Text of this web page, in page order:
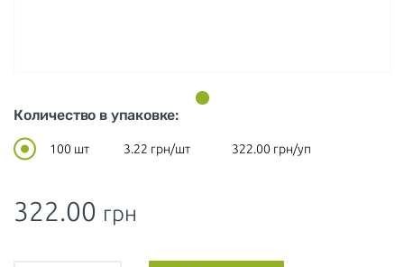
Количество в упаковке:
100 шт 3.22 грн/шт 322.00 грн/уп
322.00 грн